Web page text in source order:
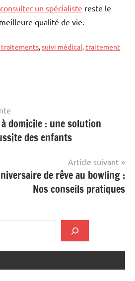
consulter un spécialiste reste le
qualité de vie.
,suivi médical, traitement
domicile : une solution
des enfants
Article suivant
de rêve au bowling :
Nos conseils pratiques